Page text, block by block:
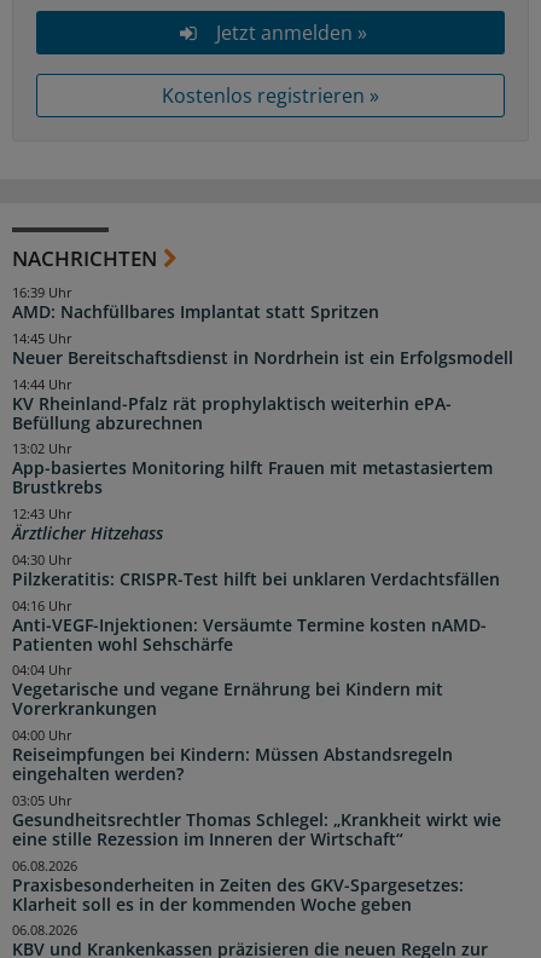
Jetzt anmelden »
Kostenlos registrieren »
NACHRICHTEN
AMD: Nachfüllbares Implantat statt Spritzen
16:39 Uhr
Neuer Bereitschaftsdienst in Nordrhein ist ein Erfolgsmodell
14:45 Uhr
KV Rheinland-Pfalz rät prophylaktisch weiterhin ePA-
Befüllung abzurechnen
14:44 Uhr
App-basiertes Monitoring hilft Frauen mit metastasiertem
Brustkrebs
13:02 Uhr
Ärztlicher Hitzehass
12:43 Uhr
Pilzkeratitis: CRISPR-Test hilft bei unklaren Verdachtsfällen
04:30 Uhr
Anti-VEGF-Injektionen: Versäumte Termine kosten nAMD-
Patienten wohl Sehschärfe
04:16 Uhr
Vegetarische und vegane Ernährung bei Kindern mit
Vorerkrankungen
04:04 Uhr
Reiseimpfungen bei Kindern: Müssen Abstandsregeln
eingehalten werden?
04:00 Uhr
Gesundheitsrechtler Thomas Schlegel: „Krankheit wirkt wie
eine stille Rezession im Inneren der Wirtschaft“
03:05 Uhr
Praxisbesonderheiten in Zeiten des GKV-Spargesetzes:
Klarheit soll es in der kommenden Woche geben
06.08.2026
KBV und Krankenkassen präzisieren die neuen Regeln zur
06.08.2026